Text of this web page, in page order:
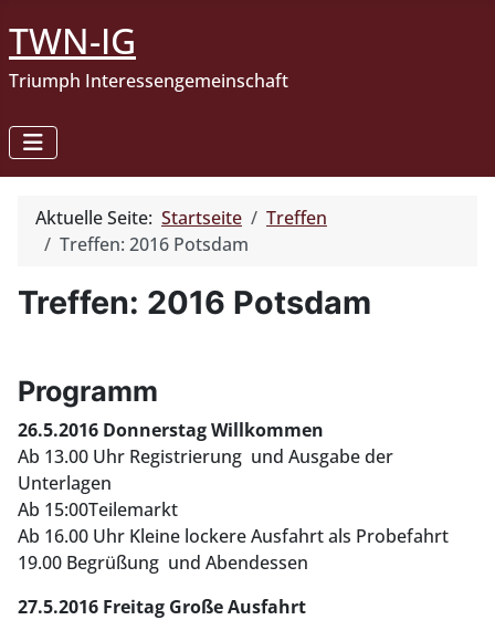
TWN-IG
Triumph Interessengemeinschaft
Aktuelle Seite: Startseite
Treffen
Treffen: 2016 Potsdam
Treffen: 2016 Potsdam
Programm
26.5.2016 Donnerstag Willkommen
Ab 13.00 Uhr Registrierung und Ausgabe der
Unterlagen
Ab 15:00Teilemarkt
Ab 16.00 Uhr Kleine lockere Ausfahrt als Probefahrt
19.00 Begrüßung und Abendessen
27.5.2016 Freitag Große Ausfahrt